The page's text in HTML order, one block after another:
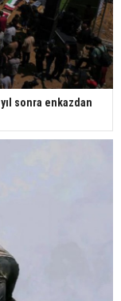
sonra enkazdan